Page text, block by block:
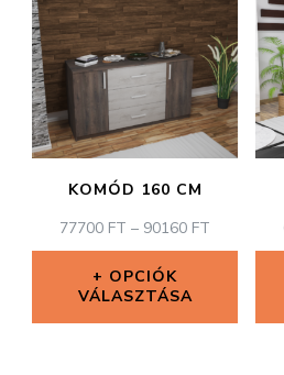
KOMÓD 160 CM
77700 FT – 90160 FT
77700 FT
OPCIÓK
VÁLASZTÁSA